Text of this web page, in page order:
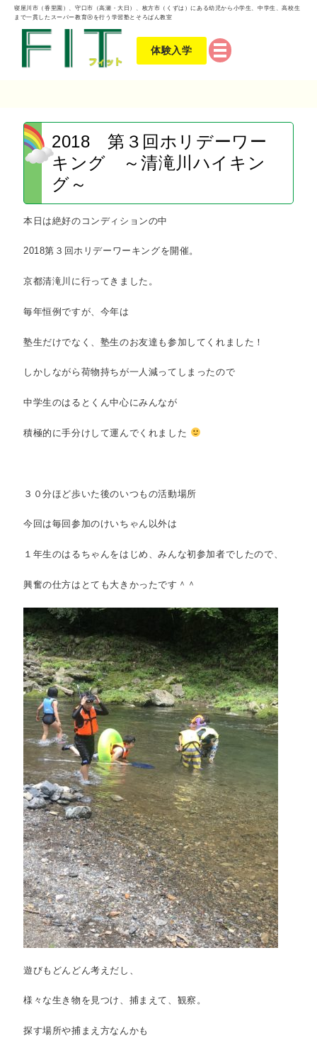
寝屋川市（香里園）、守口市（高瀬・大日）、枚方市（くずは）にある幼児から小学生、中学生、高校生
まで一貫したスーパー教育Ⓡを行う学習塾とそろばん教室
体験入学
2018 第３回ホリデーワー
キング ～清滝川ハイキン
グ～
本日は絶好のコンディションの中
2018第３回ホリデーワーキングを開催。
京都清滝川に行ってきました。
毎年恒例ですが、今年は
塾生だけでなく、塾生のお友達も参加してくれました！
しかしながら荷物持ちが一人減ってしまったので
中学生のはるとくん中心にみんなが
積極的に手分けして運んでくれました
３０分ほど歩いた後のいつもの活動場所
今回は毎回参加のけいちゃん以外は
１年生のはるちゃんをはじめ、みんな初参加者でしたので、
興奮の仕方はとても大きかったです＾＾
遊びもどんどん考えだし、
様々な生き物を見つけ、捕まえて、観察。
探す場所や捕まえ方なんかも